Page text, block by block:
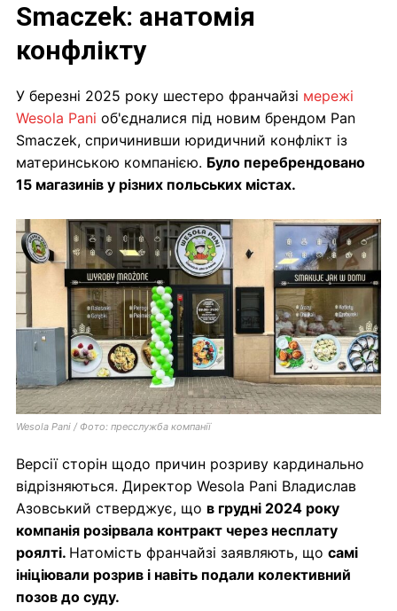
Smaczek: анатомія
конфлікту
У березні 2025 року шестеро франчайзі мережі
Wesola Pani об'єдналися під новим брендом Pan
Smaczek, спричинивши юридичний конфлікт із
материнською компанією. Було перебрендовано
15 магазинів у різних польських містах.
Wesola Pani / Фото: пресслужба компанії
Версії сторін щодо причин розриву кардинально
відрізняються. Директор Wesola Pani Владислав
Азовський стверджує, що в грудні 2024 року
компанія розірвала контракт через несплату
роялті. Натомість франчайзі заявляють, що самі
ініціювали розрив і навіть подали колективний
позов до суду.